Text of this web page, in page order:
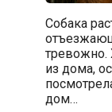
Собака
тревожно.
из дома,
дом…